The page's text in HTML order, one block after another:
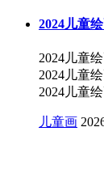
2024儿童
2024儿童
2024儿童
2024儿童
儿童画